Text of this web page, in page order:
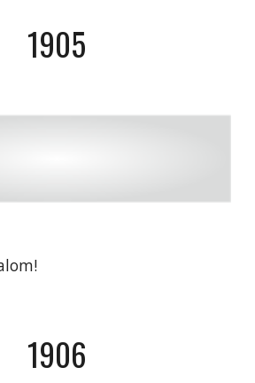
1905
1906